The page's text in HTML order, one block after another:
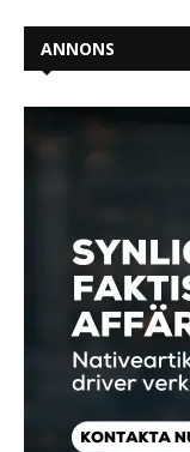
ANNONS